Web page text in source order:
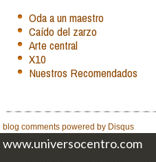
Oda a un maestro
Caído del zarzo
Arte central
X10
Nuestros Recomendados
blog comments powered by Disqus
www.universocentro.com